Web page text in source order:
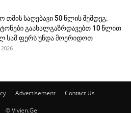
თმის საღებავი 50 წლის შემდეგ:
გაახალგაზრდავებთ 10 წლით
სამ ფერს უნდა მოერიდოთ
Advertisement Contact Us
© Vivien.Ge